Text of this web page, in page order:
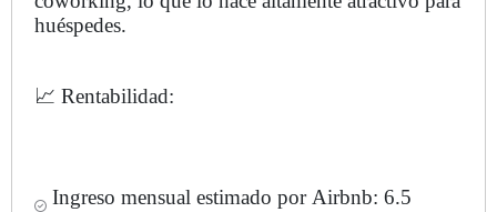
huéspedes.
📈 Rentabilidad:
Ingreso mensual estimado por Airbnb: 6.5